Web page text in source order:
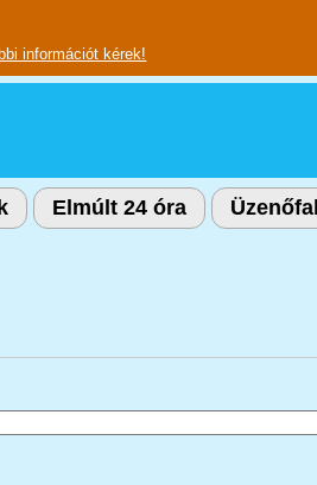
információt kérek!
Elmúlt 24 óra Üzenőfal